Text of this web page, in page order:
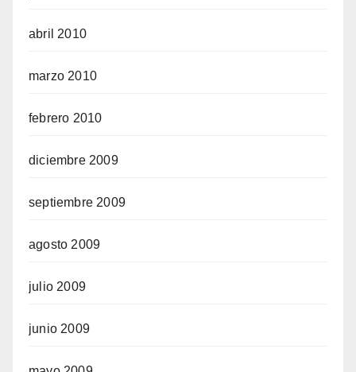
abril 2010
marzo 2010
febrero 2010
diciembre 2009
septiembre 2009
agosto 2009
julio 2009
junio 2009